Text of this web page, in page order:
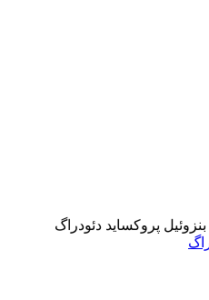
پروکساید دئودراگ